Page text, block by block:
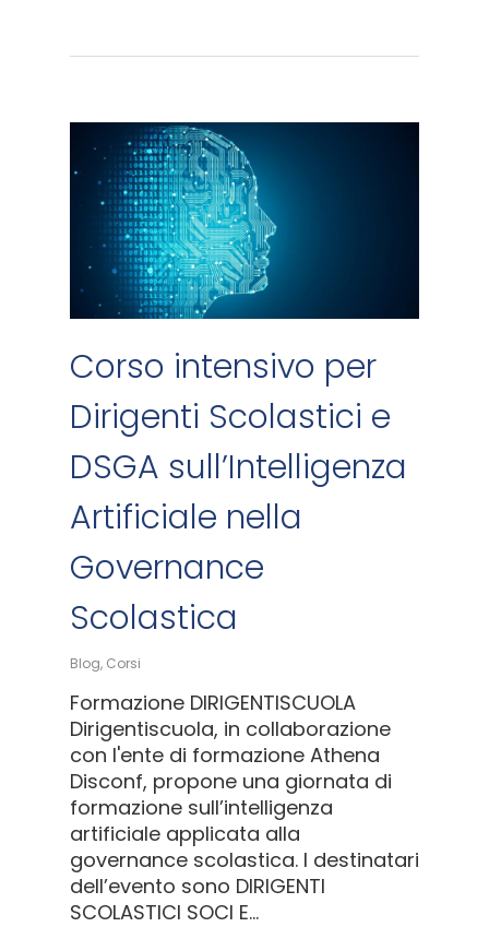
Corso intensivo per
Dirigenti Scolastici e
DSGA sull’Intelligenza
Artificiale nella
Governance
Scolastica
Blog, Corsi
Formazione DIRIGENTISCUOLA
Dirigentiscuola, in collaborazione
con l'ente di formazione Athena
Disconf, propone una giornata di
formazione sull’intelligenza
artificiale applicata alla
governance scolastica. I destinatari
dell’evento sono DIRIGENTI
SCOLASTICI SOCI E...